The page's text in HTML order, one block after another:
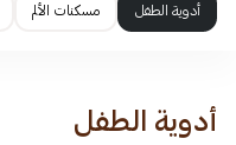
أدوية الطفل مسكنات الألم
أدوية الطفل